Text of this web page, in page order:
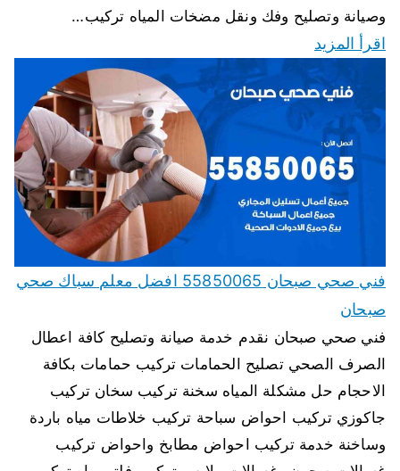
وصيانة وتصليح وفك ونقل مضخات المياه تركيب…
اقرأ المزيد
فني صحي صبحان 55850065 افضل معلم سباك صحي
صبحان
فني صحي صبحان نقدم خدمة صيانة وتصليح كافة اعطال
الصرف الصحي تصليح الحمامات تركيب حمامات بكافة
الاحجام حل مشكلة المياه سخنة تركيب سخان تركيب
جاكوزي تركيب احواض سباحة تركيب خلاطات مياه باردة
وساخنة خدمة تركيب احواض مطابخ واحواض تركيب